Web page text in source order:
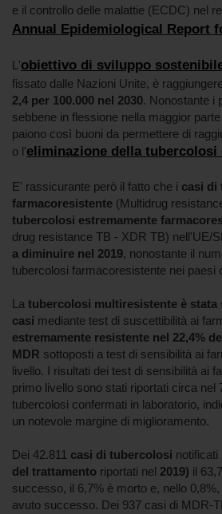
e il controllo delle malattie (ECDC) nel
Annual Epidemiological Report
L'obiettivo di sviluppo
fissato dalle Nazioni Unite, è
2,4 per 100.000 nel 2030. Nonostante i
sebbene in flessione nella maggior
paiono così buoni da permettere di
o l'eliminazione della tubercolosi
E' rassicurante però il fatto che i casi di
farmacoresistente (Multidrug
tubercolosi estremamente
drug resistance TB - XDR TB) nell'UE/
a diminuire nel 2019, nonostante il
tubercolosi farmacoresistente nei paesi
La tubercolosi multiresistente è stata
casi mediante test di suscettibilità ai
estremamente resistente nel 22,4%
MDR sottoposti a test di sensibilità ai
livello. I risultati dei test di sensibilità ai
primo livello sono stati riportati circa nel
tubercolosi confermati in laboratorio,
un notevole margine di miglioramento.
Dei 42.811 casi di tubercolosi notificati
del trattamento riportati nel 2019) il
successo, il 6,7% è morto e, nello
avuto successo. Dei 937 casi di MDR-